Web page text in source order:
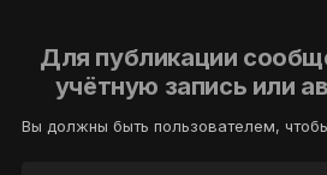
Для публикации
учётную запись или
Вы должны быть пользователем,